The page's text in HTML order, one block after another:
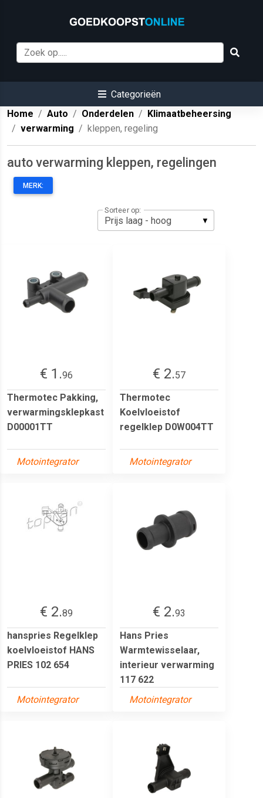
Categorieën
Home
Auto Onderdelen
Klimaatbeheersing
verwarming
kleppen, regeling
auto verwarming kleppen, regelingen
MERK:
Sorteer op:
€ 1.96
Thermotec Pakking,
verwarmingsklepkast
D00001TT
Motointegrator
€ 2.57
Thermotec
Koelvloeistof
regelklep D0W004TT
Motointegrator
€ 2.89
hanspries Regelklep
koelvloeistof HANS
PRIES 102 654
Motointegrator
€ 2.93
Hans Pries
Warmtewisselaar,
interieur verwarming
117 622
Motointegrator